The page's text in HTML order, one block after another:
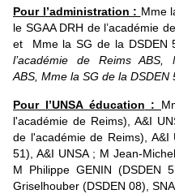
Pour l’administration : Mme
le SGAA DRH de l’académie
et Mme la SG de la DSDEN
l’académie de Reims
ABS, Mme la SG de la DSDEN
Pour l’UNSA éducation :
l'académie de Reims), A&I
de l'académie de Reims),
51), A&I UNSA ; M Jean-
M Philippe GENIN
Griselhouber (DSDEN 08),